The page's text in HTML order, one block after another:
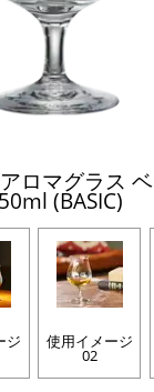
ロマグラス
(BASIC)
ジ 使用イメージ
02